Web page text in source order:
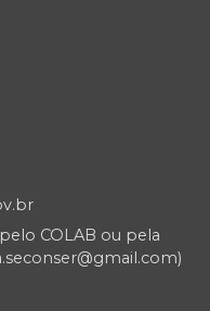
COLAB ou pela